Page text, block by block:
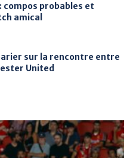
: compos probables et
amical
sur la rencontre entre
United